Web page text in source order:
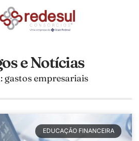
e Notícias
gastos empresariais
EDUCAÇÃO FINANCEIRA